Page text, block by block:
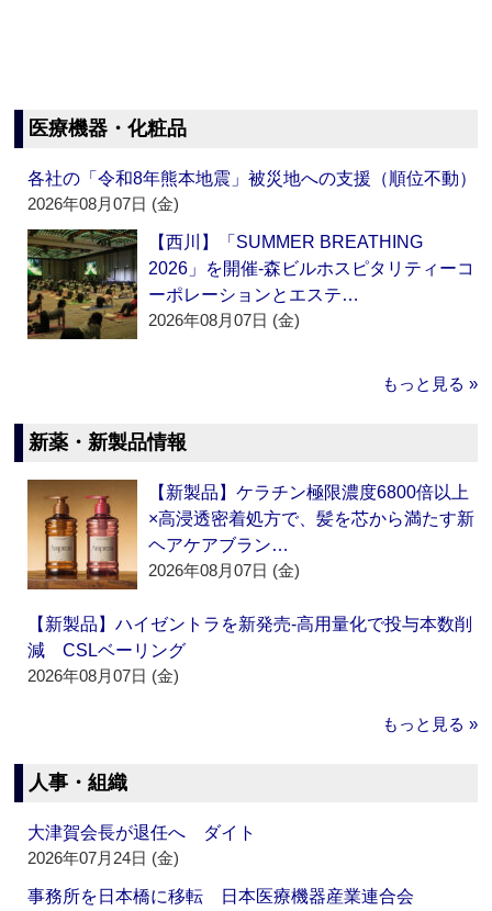
医療機器・化粧品
各社の「令和8年熊本地震」被災地への支援（順位不動）
2026年08月07日 (金)
【西川】「SUMMER BREATHING
2026」を開催‐森ビルホスピタリティーコ
ーポレーションとエステ…
2026年08月07日 (金)
もっと見る »
新薬・新製品情報
【新製品】ケラチン極限濃度6800倍以上
×高浸透密着処方で、髪を芯から満たす新
ヘアケアブラン…
2026年08月07日 (金)
【新製品】ハイゼントラを新発売‐高用量化で投与本数削
減 CSLベーリング
2026年08月07日 (金)
もっと見る »
人事・組織
大津賀会長が退任へ ダイト
2026年07月24日 (金)
事務所を日本橋に移転 日本医療機器産業連合会